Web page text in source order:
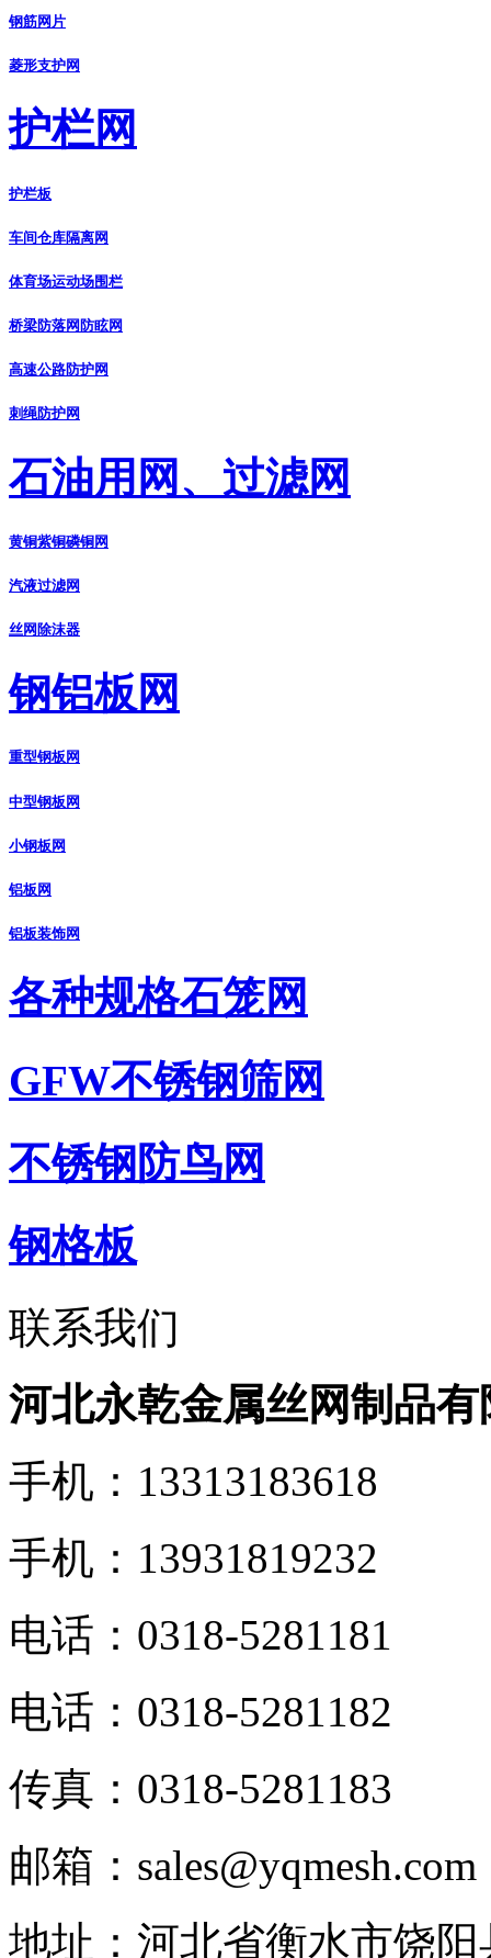
钢筋网片
菱形支护网
护栏网
护栏板
车间仓库隔离网
体育场运动场围栏
桥梁防落网防眩网
高速公路防护网
刺绳防护网
石油用网、过滤网
黄铜紫铜磷铜网
汽液过滤网
丝网除沫器
钢铝板网
重型钢板网
中型钢板网
小钢板网
铝板网
铝板装饰网
各种规格石笼网
GFW不锈钢筛网
不锈钢防鸟网
钢格板
联系我们
河北永乾金属丝网制品有
手机：13313183618
手机：13931819232
电话：0318-5281181
电话：0318-5281182
传真：0318-5281183
邮箱：sales@yqmesh.com
地址：河北省衡水市饶